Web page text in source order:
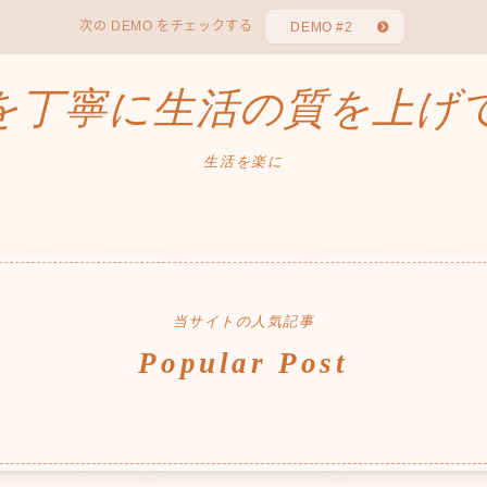
次の DEMO をチェックする DEMO #2
丁寧に生活の質を上げ
生活を楽に
当サイトの人気記事
Popular Post